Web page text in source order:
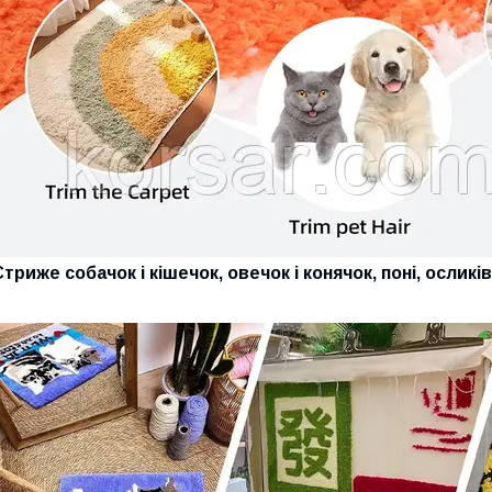
собачок і кішечок, овечок і конячок, поні,